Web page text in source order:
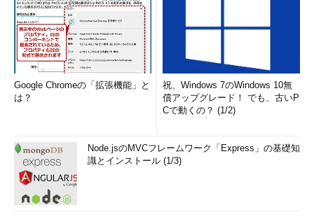
Google Chromeの「拡張機能」と
は？
祝、Windows 7のWindows 10無
償アップグレード！ でも、古いP
Cで動くの？ (1/2)
Node.jsのMVCフレームワーク「Express」の基礎知
識とインストール (1/3)